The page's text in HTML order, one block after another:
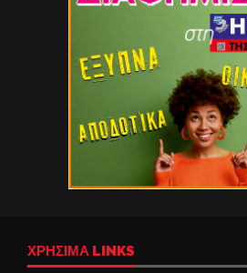
ΧΡΉΣΙΜΑ LINKS